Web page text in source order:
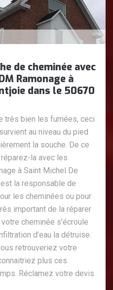
de cheminée avec
Ramonage à
dans le 50670
très bien les fumées, ceci
au niveau du pied
la souche. De ce
la avec les
à Saint Michel De
la responsable de
les cheminées ou pour
important de la réparer
cheminée s’écroule
d’eau la détruise.
retrouveriez votre
plus ces
Réclamez votre devis